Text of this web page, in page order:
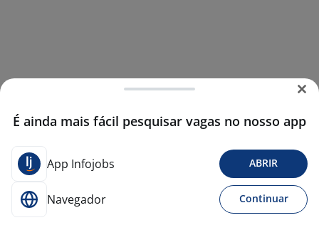
É ainda mais fácil pesquisar vagas no nosso app
App Infojobs ABRIR
Navegador Continuar